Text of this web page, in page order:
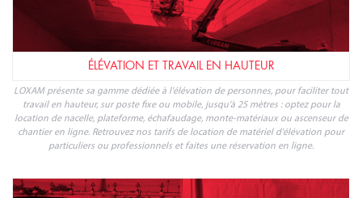
Profitez de l'offre de location de matériels et outillages LOXAM dans
votre magasin Bricomarché Bitche.
NOS PRODUITS